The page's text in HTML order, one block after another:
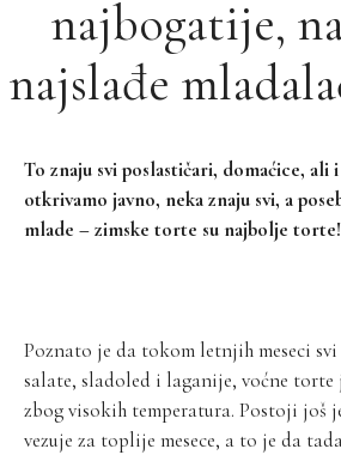
najbogatije,
najslađe
To znaju svi poslastičari, domaćice, ali
otkrivamo javno, neka znaju svi, a
mlade – zimske torte su najbolje
Poznato je da tokom letnjih meseci
salate, sladoled i laganije, voćne
zbog visokih temperatura. Postoji još
vezuje za toplije mesece, a to je da